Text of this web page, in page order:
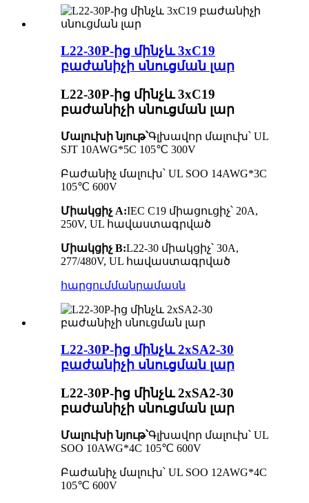
L22-30P-ից մինչև 3xC19
բաժանիչի սնուցման լար
L22-30P-ից մինչև 3xC19
բաժանիչի սնուցման լար
Մալուխի նյութ՝Գլխավոր մալուխ՝ UL
SJT 10AWG*5C 105℃ 300V
Բաժանիչ մալուխ՝ UL SOO 14AWG*3C
105℃ 600V
Միակցիչ A:IEC C19 միացուցիչ՝ 20A,
250V, UL հավաստագրված
Միակցիչ B:L22-30 միակցիչ՝ 30A,
277/480V, UL հավաստագրված
հարցումմանրամասն
L22-30P-ից մինչև 2xSA2-30
բաժանիչի սնուցման լար
L22-30P-ից մինչև 2xSA2-30
բաժանիչի սնուցման լար
Մալուխի նյութ՝Գլխավոր մալուխ՝ UL
SOO 10AWG*4C 105℃ 600V
Բաժանիչ մալուխ՝ UL SOO 12AWG*4C
105℃ 600V